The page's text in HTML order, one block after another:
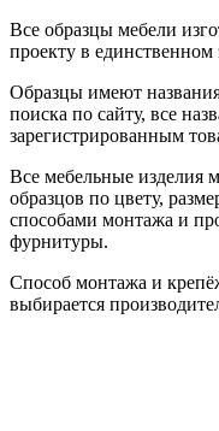
Все образцы мебели
проекту в единственном
Образцы имеют
поиска по сайту, все
зарегистрированным
Все мебельные изделия
образцов по цвету,
способами монтажа и
фурнитуры.
Способ монтажа и
выбирается